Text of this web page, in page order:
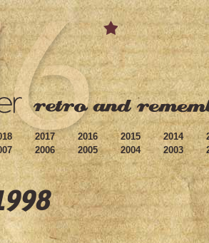
2017 2016 2015 2014
2006 2005 2004 2003